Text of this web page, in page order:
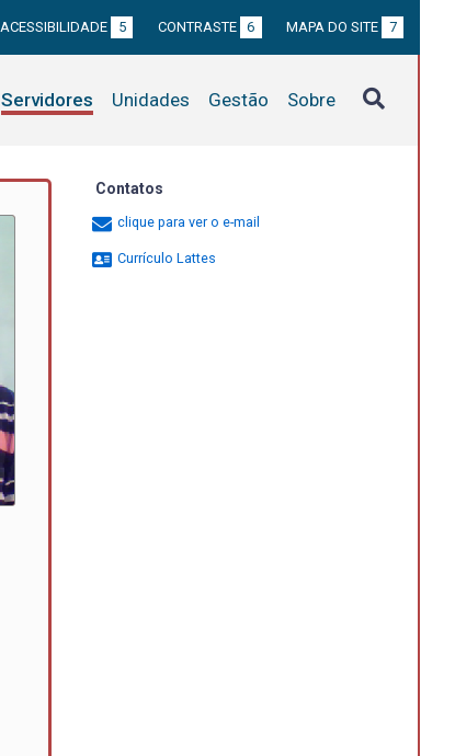
ACESSIBILIDADE 5 CONTRASTE 6 MAPA DO SITE 7
Servidores Unidades Gestão Sobre
Contatos
clique para ver o e-mail
Currículo Lattes